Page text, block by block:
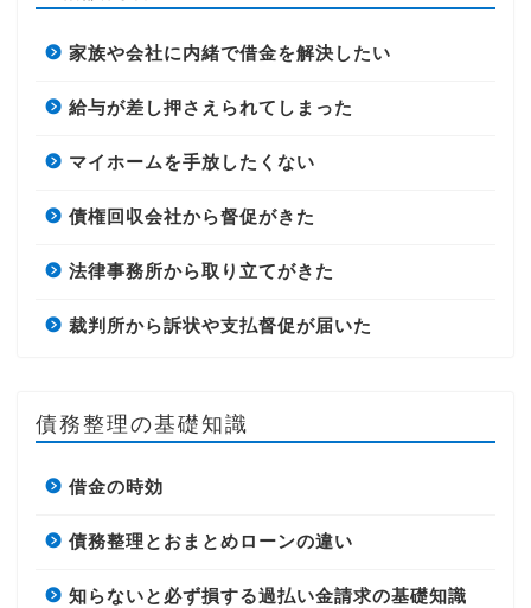
家族や会社に内緒で借金を解決したい
給与が差し押さえられてしまった
マイホームを手放したくない
債権回収会社から督促がきた
法律事務所から取り立てがきた
裁判所から訴状や支払督促が届いた
債務整理の基礎知識
借金の時効
債務整理とおまとめローンの違い
知らないと必ず損する過払い金請求の基礎知識